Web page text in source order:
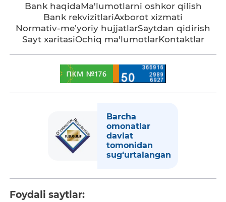
Bank haqidaMa'lumotlarni oshkor qilish
Bank rekvizitlariAxborot xizmati
Normativ-me’yoriy hujjatlarSaytdan qidirish
Sayt xaritasiOchiq ma'lumotlarKontaktlar
Barcha
omonatlar
davlat
tomonidan
sug‘urtalangan
Foydali saytlar: